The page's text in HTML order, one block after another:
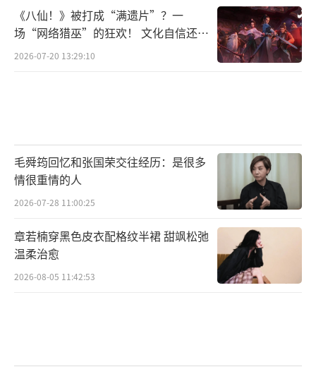
《八仙！》被打成“满遗片”？一
场“网络猎巫”的狂欢！ 文化自信还是
焦虑？
2026-07-20 13:29:10
毛舜筠回忆和张国荣交往经历：是很多
情很重情的人
2026-07-28 11:00:25
章若楠穿黑色皮衣配格纹半裙 甜飒松弛
温柔治愈
2026-08-05 11:42:53